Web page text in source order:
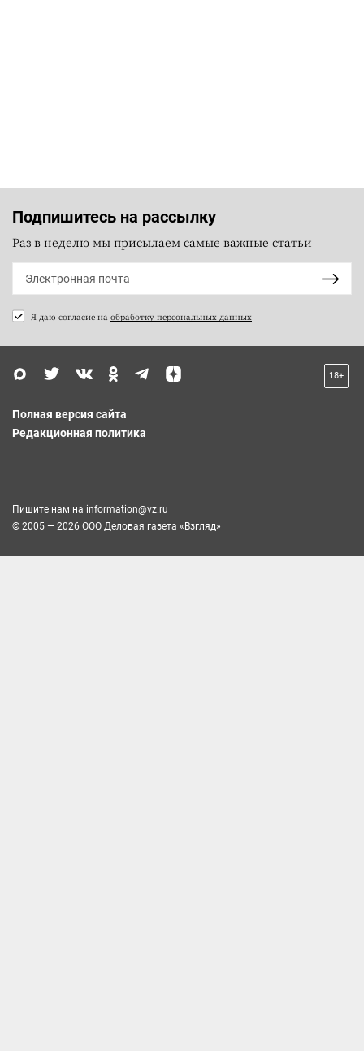
Подпишитесь на рассылку
Раз в неделю мы присылаем самые важные статьи
Я даю согласие на обработку персональных данных
18+
Полная версия сайта
Редакционная политика
Пишите нам на information@vz.ru
© 2005 — 2026 ООО Деловая газета «Взгляд»